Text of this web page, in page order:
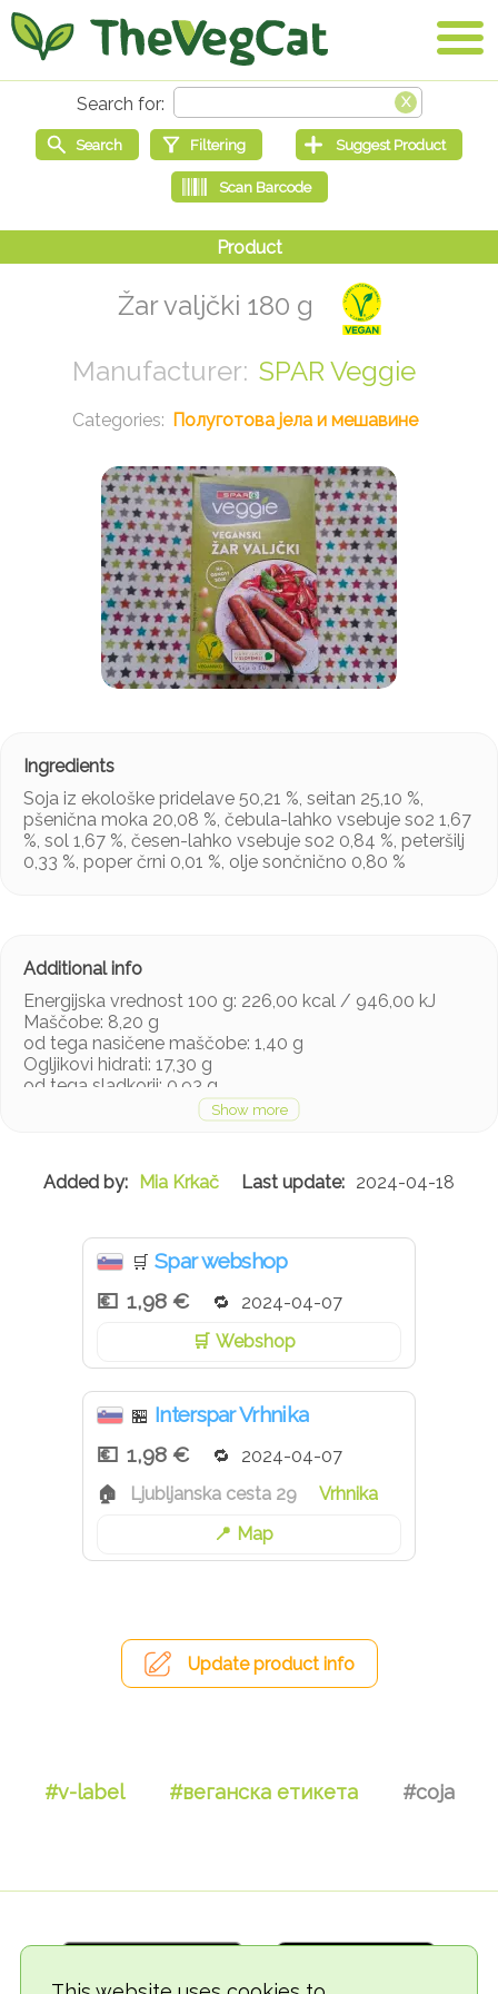
Žar valjčki 180 g
SPAR Veggie
Полуготова јела и мешавине
Soja iz ekološke pridelave 50,21 %, seitan 25,10 %,
pšenična moka 20,08 %, čebula-lahko vsebuje so2 1,67
%, sol 1,67 %, česen-lahko vsebuje so2 0,84 %, peteršilj
0,33 %, poper črni 0,01 %, olje sončnično 0,80 %
Energijska vrednost 100 g: 226,00 kcal / 946,00 kJ
Maščobe: 8,20 g
od tega nasičene maščobe: 1,40 g
Ogljikovi hidrati: 17,30 g
od tega sladkorji: 0,93 g
Prehranske vlaknine: 8,70 g
Mia Krkač
2024-04-18
🛒 Spar webshop
1,98 €
2024-04-07
Webshop
🏪 Interspar Vrhnika
1,98 €
2024-04-07
Ljubljanska cesta 29
Vrhnika
Map
Update product info
#v-label #веганска етикета #соја